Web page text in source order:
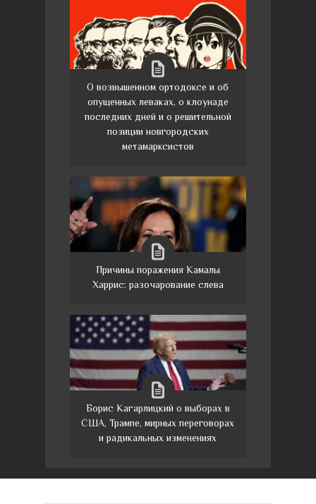
О возвышенном ортодоксе и об
опущенных леваках, о клоунаде
последних дней и о решительной
позиции новгородских
метамарксистов
Причины поражения Камалы
Харрис: разочарование слева
Борис Кагарлицкий о выборах в
США, Трампе, мирных переговорах
и радикальных изменениях